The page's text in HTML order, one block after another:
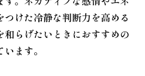
けた冷静な判断力を高める
和らげたいときにおすすめの
ます。